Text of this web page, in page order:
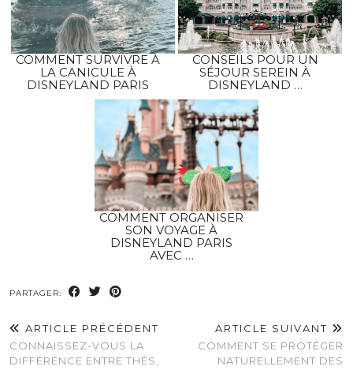
COMMENT SURVIVRE À
LA CANICULE À
DISNEYLAND PARIS
CONSEILS POUR UN
SÉJOUR SEREIN À
DISNEYLAND …
COMMENT ORGANISER
SON VOYAGE À
DISNEYLAND PARIS
AVEC …
PARTAGER:
ARTICLE PRÉCÉDENT
CONNAISSEZ-VOUS LA
DIFFÉRENCE ENTRE THÉS,
ARTICLE SUIVANT
COMMENT SE PROTÉGER
NATURELLEMENT DES